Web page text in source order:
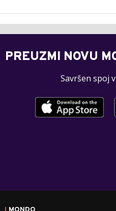
PREUZMI NOVU
Savršen spoj